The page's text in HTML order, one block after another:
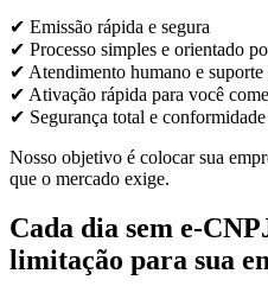
✔ Emissão rápida e segura
✔ Processo simples e orientado
✔ Atendimento humano e suporte
✔ Ativação rápida para você
✔ Segurança total e
Nosso objetivo é colocar sua
que o mercado exige.
Cada dia sem e-
limitação para sua